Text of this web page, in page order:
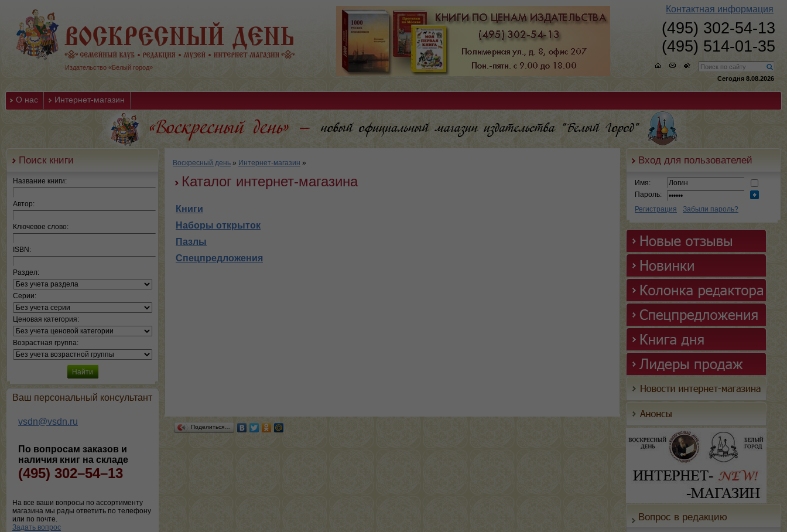
Издательство «Белый город»
Контактная информация
(495) 302-54-13
(495) 514-01-35
Сегодня 8.08.2026
О нас Интернет-магазин
Поиск книги
Название книги:
Автор:
Ключевое слово:
ISBN:
Раздел:
Серии:
Ценовая категория:
Возрастная группа:
Ваш персональный консультант
vsdn@vsdn.ru
По вопросам заказов и
наличия книг на складе
(495) 302–54–13
На все ваши вопросы по ассортименту
магазина мы рады ответить по телефону
или по почте.
Задать вопрос
Воскресный день » Интернет-магазин »
Каталог интернет-магазина
Книги
Наборы открыток
Пазлы
Спецпредложения
Поделиться…
Вход для пользователей
Имя:
Пароль:
Регистрация
Забыли пароль?
Вопрос в редакцию